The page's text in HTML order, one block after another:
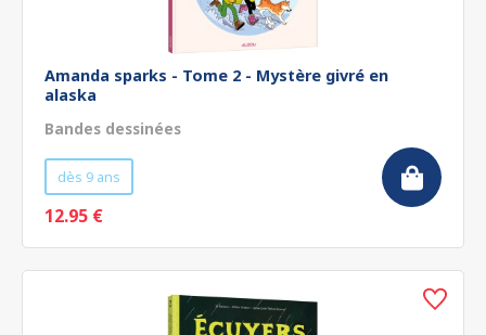
Amanda sparks - Tome 2 - Mystère givré en
alaska
Bandes dessinées
dès 9 ans
12.95 €